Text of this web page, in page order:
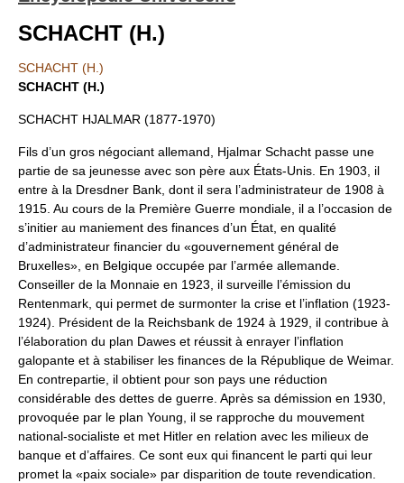
SCHACHT (H.)
SCHACHT (H.)
SCHACHT (H.)
SCHACHT HJALMAR (1877-1970)
Fils d’un gros négociant allemand, Hjalmar Schacht passe une
partie de sa jeunesse avec son père aux États-Unis. En 1903, il
entre à la Dresdner Bank, dont il sera l’administrateur de 1908 à
1915. Au cours de la Première Guerre mondiale, il a l’occasion de
s’initier au maniement des finances d’un État, en qualité
d’administrateur financier du «gouvernement général de
Bruxelles», en Belgique occupée par l’armée allemande.
Conseiller de la Monnaie en 1923, il surveille l’émission du
Rentenmark, qui permet de surmonter la crise et l’inflation (1923-
1924). Président de la Reichsbank de 1924 à 1929, il contribue à
l’élaboration du plan Dawes et réussit à enrayer l’inflation
galopante et à stabiliser les finances de la République de Weimar.
En contrepartie, il obtient pour son pays une réduction
considérable des dettes de guerre. Après sa démission en 1930,
provoquée par le plan Young, il se rapproche du mouvement
national-socialiste et met Hitler en relation avec les milieux de
banque et d’affaires. Ce sont eux qui financent le parti qui leur
promet la «paix sociale» par disparition de toute revendication.